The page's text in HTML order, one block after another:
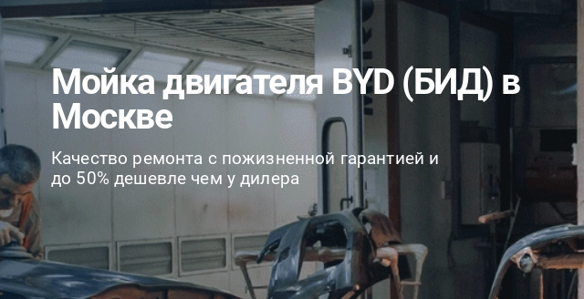
Мойка двигателя BYD (БИД) в
Москве
Качество ремонта с пожизненной гарантией и
до 50% дешевле чем у дилера